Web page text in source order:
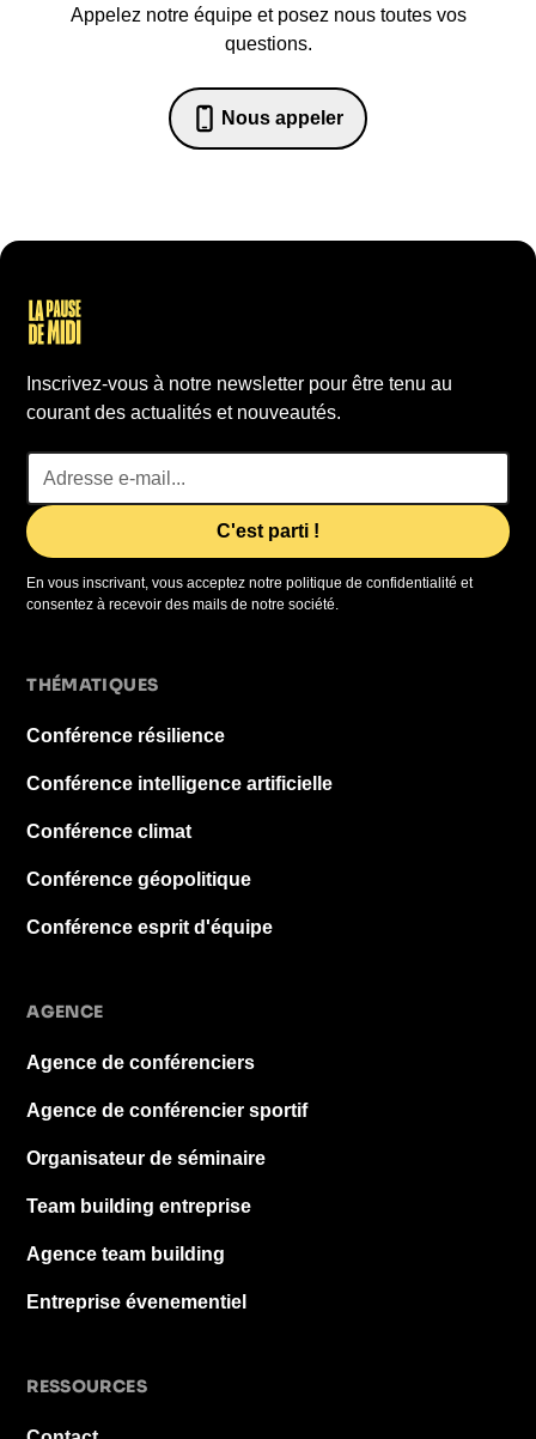
Appelez notre équipe et posez nous toutes vos
questions.
Nous appeler
07 82 68 65 18
Inscrivez-vous à notre newsletter pour être tenu au
courant des actualités et nouveautés.
En vous inscrivant, vous acceptez notre politique de confidentialité et
consentez à recevoir des mails de notre société.
THÉMATIQUES
Conférence résilience
Conférence intelligence artificielle
Conférence climat
Conférence géopolitique
Conférence esprit d'équipe
AGENCE
Agence de conférenciers
Agence de conférencier sportif
Organisateur de séminaire
Team building entreprise
Agence team building
Entreprise évenementiel
RESSOURCES